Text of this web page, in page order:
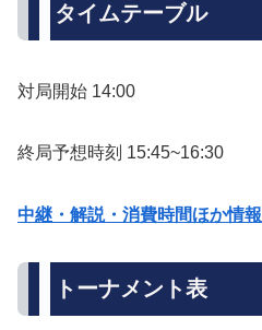
タイムテーブル
対局開始 14:00
終局予想時刻 15:45~16:30
中継・解説・消費時間ほか情報
トーナメント表